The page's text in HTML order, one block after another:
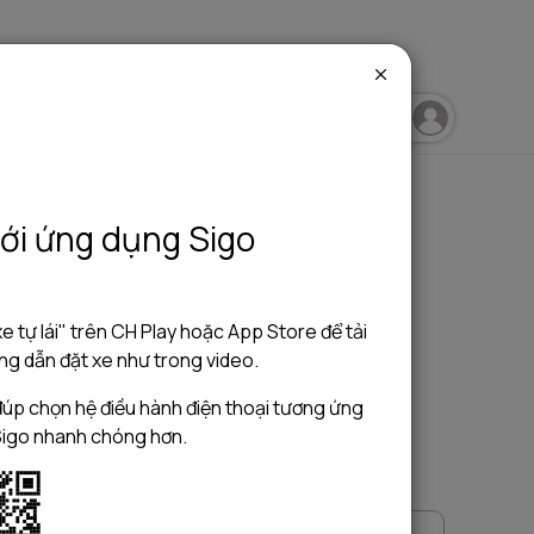
ứng dụng Sigo
tự lái" trên CH Play hoặc App Store để tải
dẫn đặt xe như trong video.
chọn hệ điều hành điện thoại tương ứng
nhanh chóng hơn.